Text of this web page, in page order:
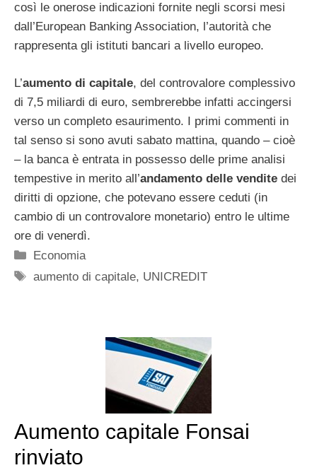
così le onerose indicazioni fornite negli scorsi mesi
dall’European Banking Association, l’autorità che
rappresenta gli istituti bancari a livello europeo.
L’aumento di capitale, del controvalore complessivo
di 7,5 miliardi di euro, sembrerebbe infatti accingersi
verso un completo esaurimento. I primi commenti in
tal senso si sono avuti sabato mattina, quando – cioè
– la banca è entrata in possesso delle prime analisi
tempestive in merito all’andamento delle vendite dei
diritti di opzione, che potevano essere ceduti (in
cambio di un controvalore monetario) entro le ultime
ore di venerdì.
Categorie
Economia
Tag
aumento di capitale, UNICREDIT
Aumento capitale Fonsai
rinviato